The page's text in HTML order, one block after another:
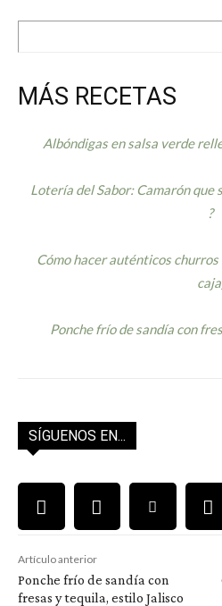
MÁS RECETAS
Albóndigas en salsa verde
Lotería del Sabor: Camarón que
?
Cómo hacer auténticos
Ponche frío de sandía con
SÍGUENOS EN...
Artículo anterior
Ponche frío de sandía con
fresas y tequila, estilo Jalisco